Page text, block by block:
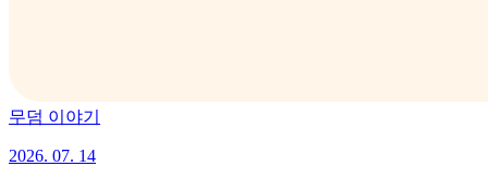
무덤 이야기
2026. 07. 14